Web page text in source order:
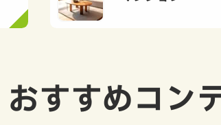
おすすめコン